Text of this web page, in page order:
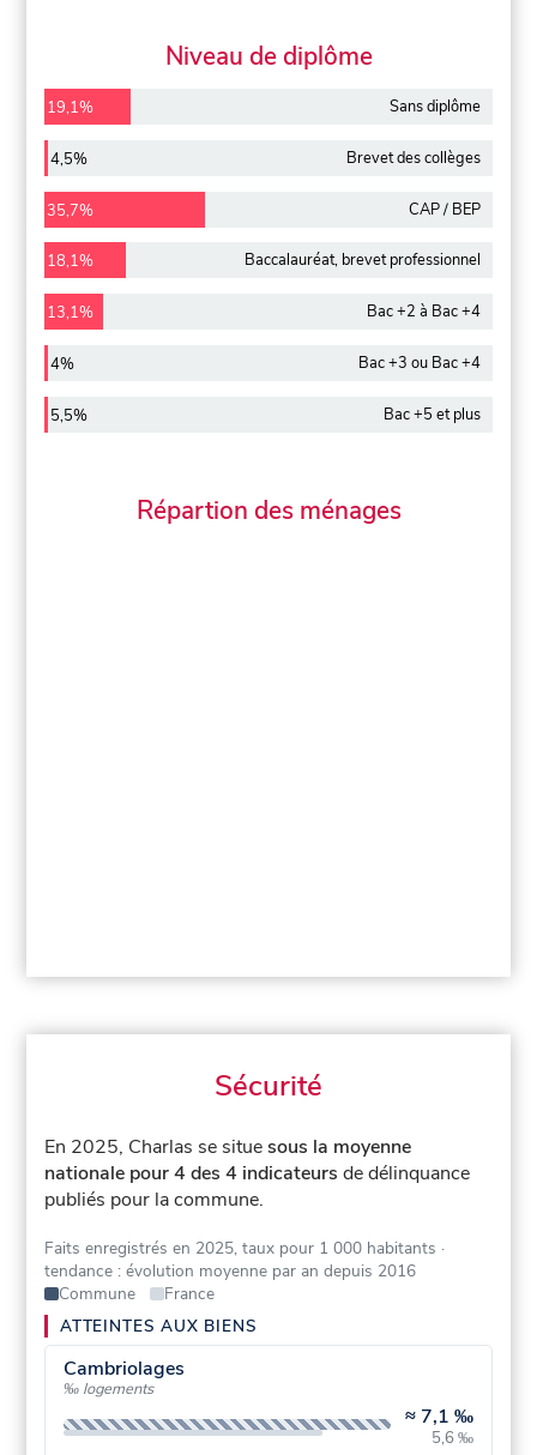
Niveau de diplôme
19,1% Sans diplôme
4,5% Brevet des collèges
35,7% CAP / BEP
18,1% Baccalauréat, brevet professionnel
13,1% Bac +2 à Bac +4
4% Bac +3 ou Bac +4
5,5% Bac +5 et plus
Répartion des ménages
Sécurité
En 2025, Charlas se situesous la moyenne
nationale pour 4 des 4 indicateurs de délinquance
publiés pour la commune.
Faits enregistrés en 2025, taux pour 1 000 habitants ·
tendance : évolution moyenne par an depuis 2016
Commune
France
ATTEINTES AUX BIENS
Cambriolages
‰ logements
≈ 7,1 ‰
5,6 ‰